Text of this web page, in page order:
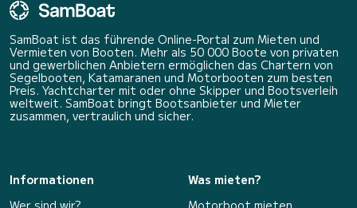
SamBoat ist das führende Online-Portal zum Mieten und
Vermieten von Booten. Mehr als 50 000 Boote von privaten
und gewerblichen Anbietern ermöglichen das Chartern von
Segelbooten, Katamaranen und Motorbooten zum besten
Preis. Yachtcharter mit oder ohne Skipper und Bootsverleih
weltweit. SamBoat bringt Bootsanbieter und Mieter
zusammen, vertraulich und sicher.
Informationen
Was mieten?